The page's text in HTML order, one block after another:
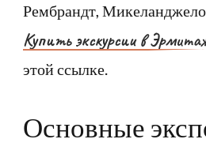
Рембрандт,
Купить экскурсии в
этой ссылке.
Основные